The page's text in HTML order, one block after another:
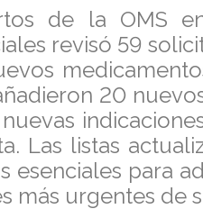
de la OMS
revisó 59
20
Las listas
esenciales para
más urgentes de